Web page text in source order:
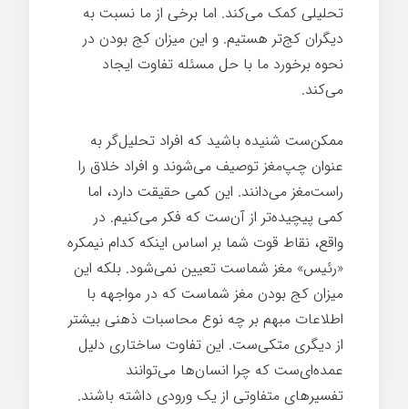
تحلیلی کمک می‌کند. اما برخی از ما نسبت به
دیگران کج‌تر هستیم. و این میزان کج بودن در
نحوه برخورد ما با حل مسئله تفاوت ایجاد
می‌کند.
ممکن‌ست شنیده باشید که افراد تحلیل‌گر به
عنوان چپ‌مغز توصیف می‌شوند و افراد خلاق را
راست‌مغز می‌دانند. این کمی حقیقت دارد، اما
کمی پیچیده‌تر از آن‌ست که فکر می‌کنیم. در
واقع، نقاط قوت شما بر اساس اینکه کدام نیمکره
«رئیس» مغز شماست تعیین نمی‌شود. بلکه این
میزان کج بودن مغز شماست که در مواجهه با
اطلاعات مبهم بر چه نوع محاسبات ذهنی بیشتر
از دیگری متکی‌ست. این تفاوت ساختاری دلیل
عمده‌ای‌ست که چرا انسان‌ها می‌توانند
تفسیرهای متفاوتی از یک ورودی داشته باشند.